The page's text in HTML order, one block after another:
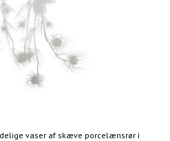
vaser af skæve porcelænsrør i